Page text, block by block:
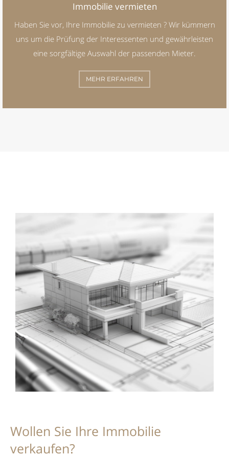
Immobilie vermieten
Haben Sie vor, Ihre Immobilie zu vermieten ? Wir kümmern
uns um die Prüfung der Interessenten und gewährleisten
eine sorgfältige Auswahl der passenden Mieter.
MEHR ERFAHREN
Wollen Sie Ihre Immobilie
verkaufen?